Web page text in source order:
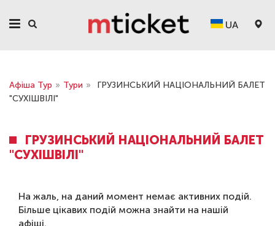
UA
Афіша Тур » Тури »
ГРУЗИНСЬКИЙ НАЦІОНАЛЬНИЙ БАЛЕТ
"СУХІШВІЛІ"
ГРУЗИНСЬКИЙ НАЦІОНАЛЬНИЙ БАЛЕТ
"СУХІШВІЛІ"
На жаль, на даний момент немає активних подій.
Більше цікавих подій можна знайти на нашій
афіші.